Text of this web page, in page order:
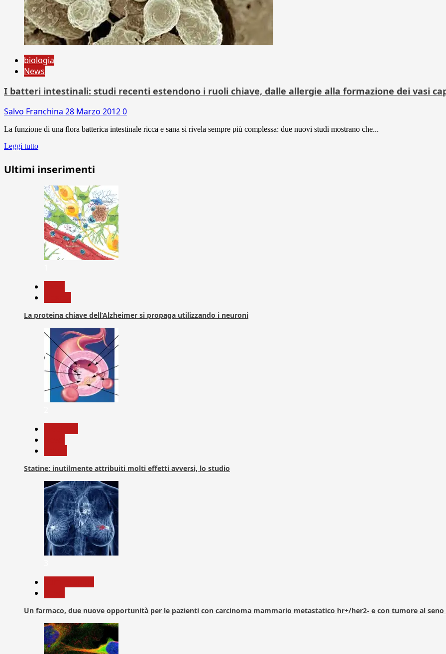
biologia
News
I batteri intestinali: studi recenti estendono i ruoli chiave, dalle allergie alla formazione dei vasi
Salvo Franchina 28 Marzo 20120
La funzione di una flora batterica intestinale ricca e sana si rivela sempre più complessa: due nuovi studi mostrano che...
Leggi tutto
Ultimi inserimenti
La proteina chiave dell’Alzheimer si propaga utilizzando i neuroni
Statine: inutilmente attribuiti molti effetti avversi, lo studio
Un farmaco, due nuove opportunità per le pazienti con carcinoma mammario metastatico hr+/her2- e con tumore al